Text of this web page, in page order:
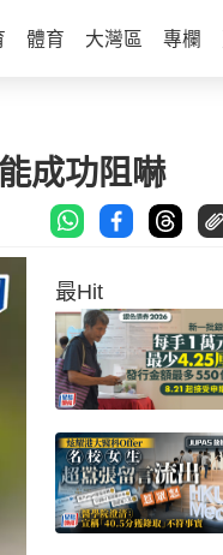
體育 大灣區 專欄
成功阻嚇
最Hit